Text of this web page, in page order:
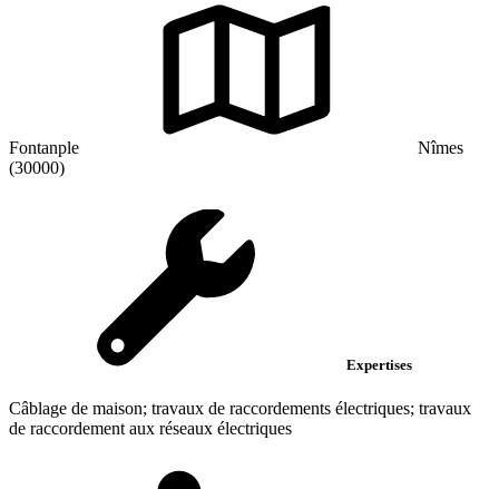
Fontanple
Nîmes
(30000)
Expertises
Câblage de maison; travaux de raccordements électriques; travaux
de raccordement aux réseaux électriques